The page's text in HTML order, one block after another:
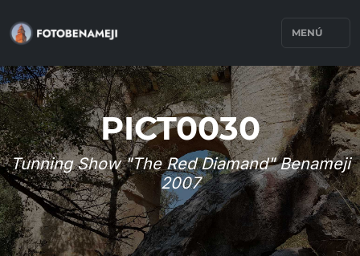
MENÚ
PICT0030
Tunning Show "The Red Diamand" Benameji
2007